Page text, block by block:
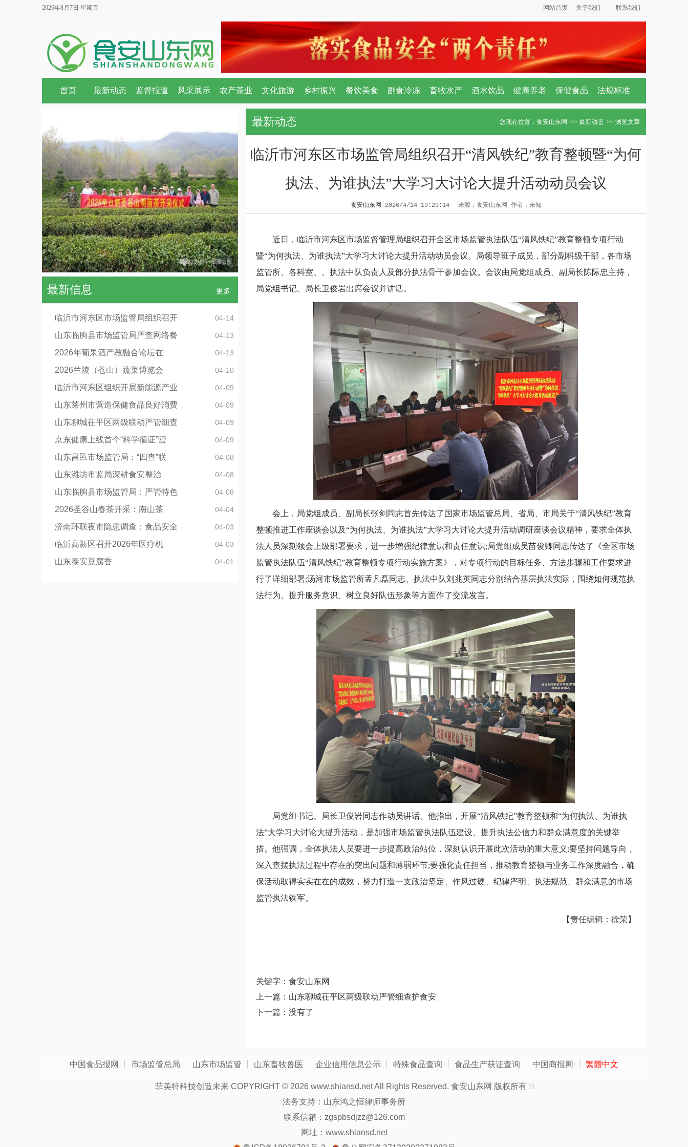
2026年8月7日 星期五 网站首页 关于我们 联系我们
首页 最新动态 监督报道 风采展示 农产茶业 文化旅游 乡村振兴 餐饮美食 副食冷冻 畜牧水产 酒水饮品 健康养老 保健食品 法规标准
您现在位置： 食安山东网 >> 最新动态 >> 浏览文章
最新动态
临沂市河东区市场监管局组织召开“清风铁纪”教育整顿暨“为何
执法、为谁执法”大学习大讨论大提升活动动员会议
食安山东网 2026/4/14 19:29:14 来源：食安山东网 作者：未知
近日，临沂市河东区市场监督管理局组织召开全区市场监管执法队伍“清风铁纪”教育整顿专项行动
暨“为何执法、为谁执法”大学习大讨论大提升活动动员会议。局领导班子成员，部分副科级干部，各市场
监管所、各科室、、执法中队负责人及部分执法骨干参加会议。会议由局党组成员、副局长陈际忠主持，
局党组书记、局长卫俊岩出席会议并讲话。
会上，局党组成员、副局长张剑同志首先传达了国家市场监管总局、省局、市局关于“清风铁纪”教育
整顿推进工作座谈会以及“为何执法、为谁执法”大学习大讨论大提升活动调研座谈会议精神，要求全体执
法人员深刻领会上级部署要求，进一步增强纪律意识和责任意识;局党组成员苗俊卿同志传达了《全区市场
监管执法队伍“清风铁纪”教育整顿专项行动实施方案》，对专项行动的目标任务、方法步骤和工作要求进
行了详细部署;汤河市场监管所孟凡磊同志、执法中队刘兆英同志分别结合基层执法实际，围绕如何规范执
法行为、提升服务意识、树立良好队伍形象等方面作了交流发言。
局党组书记、局长卫俊岩同志作动员讲话。他指出，开展“清风铁纪”教育整顿和“为何执法、为谁执
法”大学习大讨论大提升活动，是加强市场监管执法队伍建设、提升执法公信力和群众满意度的关键举
措。他强调，全体执法人员要进一步提高政治站位，深刻认识开展此次活动的重大意义;要坚持问题导向，
深入查摆执法过程中存在的突出问题和薄弱环节;要强化责任担当，推动教育整顿与业务工作深度融合，确
保活动取得实实在在的成效，努力打造一支政治坚定、作风过硬、纪律严明、执法规范、群众满意的市场
监管执法铁军。
【责任编辑：徐荣】
关键字：食安山东网
上一篇： 山东聊城茌平区两级联动严管细查护食安
下一篇：没有了
更多
最新信息
04-14
临沂市河东区市场监管局组织召开
04-13
山东临朐县市场监管局严查网络餐
04-13
2026年葡果酒产教融合论坛在
04-10
2026兰陵（苍山）蔬菜博览会
04-09
临沂市河东区组织开展新能源产业
04-09
山东莱州市营造保健食品良好消费
04-09
山东聊城茌平区两级联动严管细查
04-09
京东健康上线首个“科学循证”营
04-08
山东昌邑市场监管局：“四查”联
04-08
山东潍坊市监局深耕食安整治
04-08
山东临朐县市场监管局：严管特色
04-04
2026圣谷山春茶开采：南山茶
04-03
济南环联夜市隐患调查：食品安全
04-03
临沂高新区召开2026年医疗机
04-01
山东泰安豆腐香
中国食品报网 ┊ 市场监管总局 ┊ 山东市场监管 ┊ 山东畜牧兽医 ┊ 企业信用信息公示 ┊ 特殊食品查询 ┊ 食品生产获证查询 ┊ 中国商报网 ┊ 繁體中文
菲美特科技创造未来COPYRIGHT © 2026 www.shiansd.net All Rights Reserved. 食安山东网 版权所有
法务支持：山东鸿之恒律师事务所
联系信箱：zgspbsdjzz@126.com
网址：www.shiansd.net